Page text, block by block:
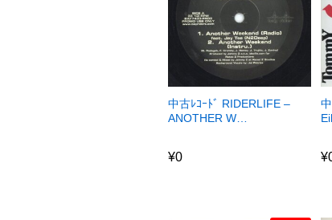
中古ﾚｺｰﾄﾞ RIDERLIFE –
ANOTHER W…
¥0 ¥